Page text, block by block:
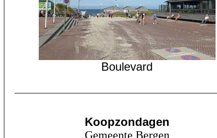
Boulevard
Koopzondagen
Gemeente Bergen